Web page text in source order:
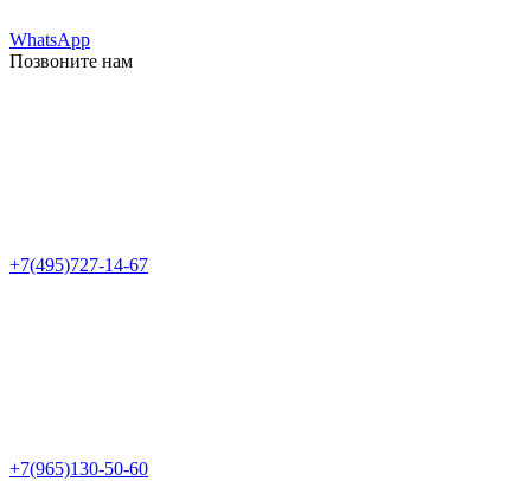
WhatsApp
Позвоните нам
+7(495)727-14-67
+7(965)130-50-60